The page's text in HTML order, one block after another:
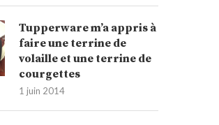
Tupperware m’a appris à
faire une terrine de
volaille et une terrine de
courgettes
1 juin 2014